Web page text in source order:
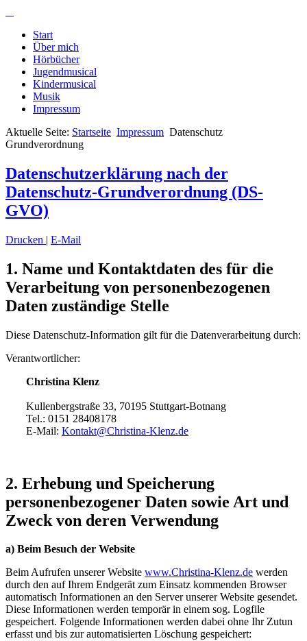
Start
Über mich
Hörbücher
Jugendmusical
Kindermusical
Musik
Impressum
Aktuelle Seite: Startseite Impressum Datenschutz
Grundverordnung
Datenschutzerklärung nach der
Datenschutz-Grundverordnung (DS-
GVO)
Drucken | E-Mail
1. Name und Kontaktdaten des für die
Verarbeitung von personenbezogenen
Daten zuständige Stelle
Diese Datenschutz-Information gilt für die Datenverarbeitung durch:
Verantwortlicher:
Christina Klenz
Kullenbergstraße 33, 70195 Stuttgart-Botnang
Tel.: 0151 28408178
E-Mail: Kontakt@Christina-Klenz.de
2. Erhebung und Speicherung
personenbezogener Daten sowie Art und
Zweck von deren Verwendung
a) Beim Besuch der Website
Beim Aufrufen unserer Website www.Christina-Klenz.de werden
durch den auf Ihrem Endgerät zum Einsatz kommenden Browser
automatisch Informationen an den Server unserer Website gesendet.
Diese Informationen werden temporär in einem sog. Logfile
gespeichert. Folgende Informationen werden dabei ohne Ihr Zutun
erfasst und bis zur automatisierten Löschung gespeichert: